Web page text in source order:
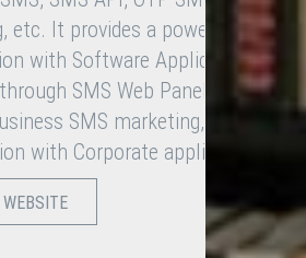
etc. It provides a powerful and
with Software Applications &
SMS Web Panel
SMS marketing, ISP &
with Corporate applications.